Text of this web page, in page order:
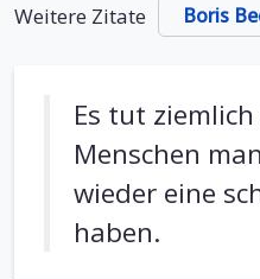
Weitere Zitate Boris
Es tut
Menschen
wieder eine
haben.